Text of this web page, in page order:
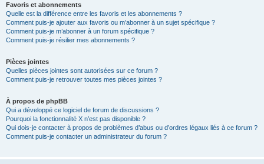
Favoris et abonnements
Quelle est la différence entre les favoris et les abonnements ?
Comment puis-je ajouter aux favoris ou m’abonner à un sujet spécifique ?
Comment puis-je m’abonner à un forum spécifique ?
Comment puis-je résilier mes abonnements ?
Pièces jointes
Quelles pièces jointes sont autorisées sur ce forum ?
Comment puis-je retrouver toutes mes pièces jointes ?
À propos de phpBB
Qui a développé ce logiciel de forum de discussions ?
Pourquoi la fonctionnalité X n’est pas disponible ?
Qui dois-je contacter à propos de problèmes d’abus ou d’ordres légaux liés à ce forum ?
Comment puis-je contacter un administrateur du forum ?